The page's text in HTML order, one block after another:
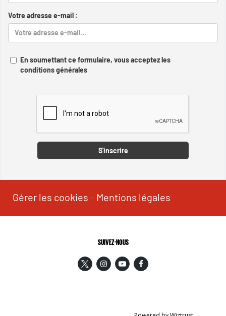
Votre adresse e-mail :
En soumettant ce formulaire, vous acceptez les
conditions générales
S'inscrire
Gérer les cookies - Mentions légales
SUIVEZ-NOUS